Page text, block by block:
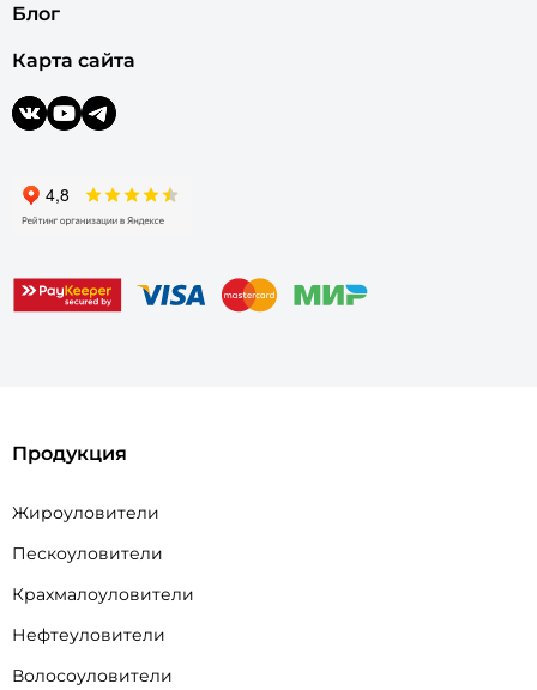
Блог
Карта сайта
Продукция
Жироуловители
Пескоуловители
Крахмалоуловители
Нефтеуловители
Волосоуловители